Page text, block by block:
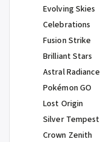
Evolving Skies
Celebrations
Fusion Strike
Brilliant Stars
Astral Radiance
Pokémon GO
Lost Origin
Silver Tempest
Crown Zenith